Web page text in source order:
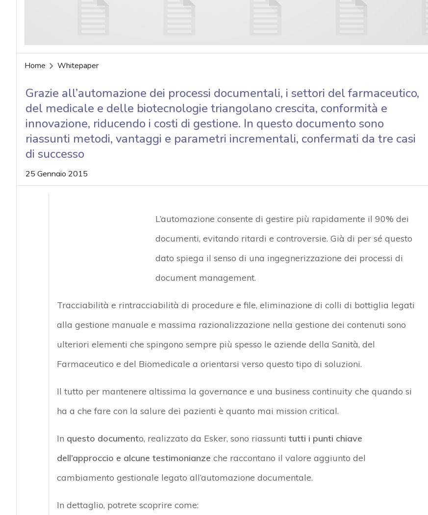
Home Whitepaper
Grazie all’automazione dei processi documentali, i settori del farmaceutico,
del medicale e delle biotecnologie triangolano crescita, conformità e
innovazione, riducendo i costi di gestione. In questo documento sono
riassunti metodi, vantaggi e parametri incrementali, confermati da tre casi
di successo
25 Gennaio 2015
L’automazione consente di gestire più rapidamente il 90% dei
documenti, evitando ritardi e controversie. Già di per sé questo
dato spiega il senso di una ingegnerizzazione dei processi di
document management.
Tracciabilità e rintracciabilità di procedure e file, eliminazione di colli di bottiglia legati
alla gestione manuale e massima razionalizzazione nella gestione dei contenuti sono
ulteriori elementi che spingono sempre più spesso le aziende della Sanità, del
Farmaceutico e del Biomedicale a orientarsi verso questo tipo di soluzioni.
Il tutto per mantenere altissima la governance e una business continuity che quando si
ha a che fare con la salure dei pazienti è quanto mai mission critical.
In questo documento, realizzato da Esker, sono riassunti tutti i punti chiave
dell’approccio e alcune testimonianze che raccontano il valore aggiunto del
cambiamento gestionale legato all’automazione documentale.
In dettaglio, potrete scoprire come: